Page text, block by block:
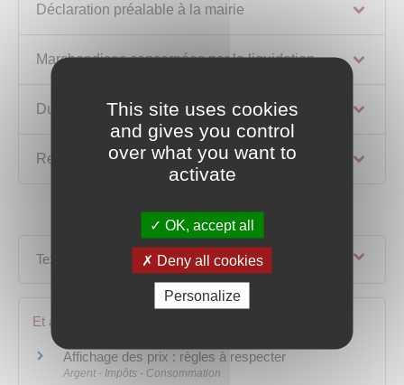
Déclaration préalable à la mairie
Marchandises concernées par la liquidation
Durée de la liquidation
Report de la liquidation
Textes de référence
Et aussi
Affichage des prix : règles à respecter
Argent - Impôts - Consommation
This site uses cookies
and gives you control
over what you want to
activate
OK, accept all
Deny all cookies
Personalize